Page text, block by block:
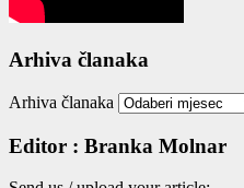
Arhiva članaka
Arhiva članaka
Editor : Branka Molnar